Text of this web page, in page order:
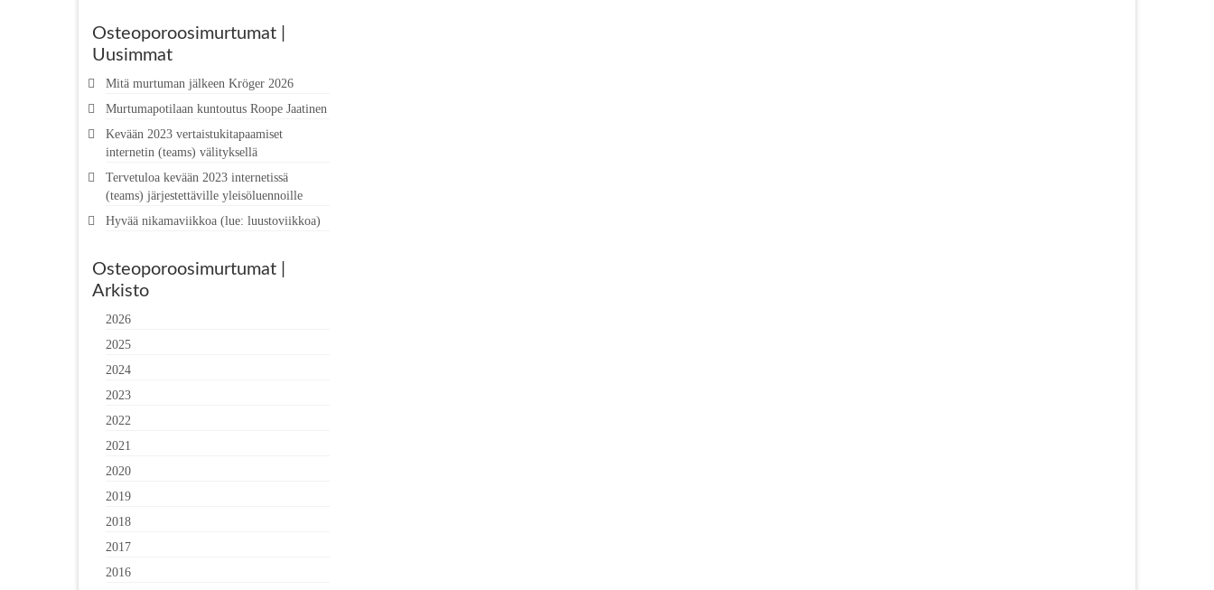
Osteoporoosimurtumat |
Uusimmat
Mitä murtuman jälkeen Kröger 2026
Murtumapotilaan kuntoutus Roope Jaatinen
Kevään 2023 vertaistukitapaamiset
internetin (teams) välityksellä
Tervetuloa kevään 2023 internetissä
(teams) järjestettäville yleisöluennoille
Hyvää nikamaviikkoa (lue: luustoviikkoa)
Osteoporoosimurtumat |
Arkisto
2026
2025
2024
2023
2022
2021
2020
2019
2018
2017
2016